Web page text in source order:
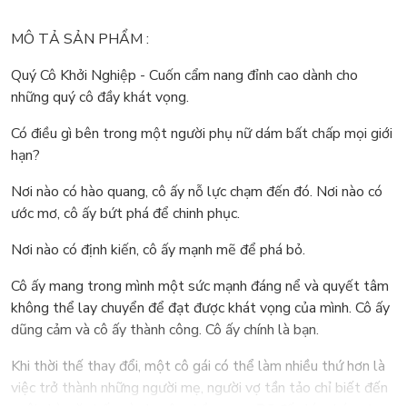
MÔ TẢ SẢN PHẨM :
Quý Cô Khởi Nghiệp - Cuốn cẩm nang đỉnh cao dành cho
những quý cô đầy khát vọng.
Có điều gì bên trong một người phụ nữ dám bất chấp mọi giới
hạn?
Nơi nào có hào quang, cô ấy nỗ lực chạm đến đó. Nơi nào có
ước mơ, cô ấy bứt phá để chinh phục.
Nơi nào có định kiến, cô ấy mạnh mẽ để phá bỏ.
Cô ấy mang trong mình một sức mạnh đáng nể và quyết tâm
không thể lay chuyển để đạt được khát vọng của mình. Cô ấy
dũng cảm và cô ấy thành công. Cô ấy chính là bạn.
Khi thời thế thay đổi, một cô gái có thể làm nhiều thứ hơn là
việc trở thành những người mẹ, người vợ tần tảo chỉ biết đến